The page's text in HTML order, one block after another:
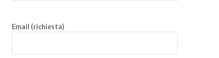
Email (richiesta)